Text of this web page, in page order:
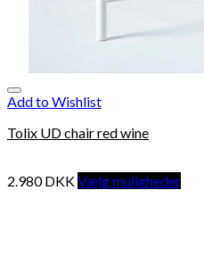
Add to Wishlist
Tolix UD chair red wine
2.980DKKVælg muligheder